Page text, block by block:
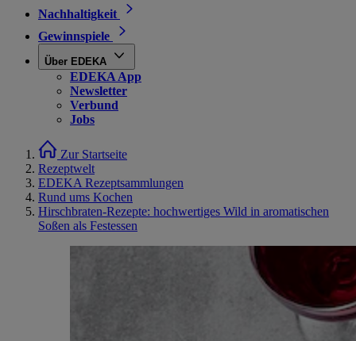
Nachhaltigkeit
Gewinnspiele
Über EDEKA
EDEKA App
Newsletter
Verbund
Jobs
Zur Startseite
Rezeptwelt
EDEKA Rezeptsammlungen
Rund ums Kochen
Hirschbraten-Rezepte: hochwertiges Wild in aromatischen
Soßen als Festessen